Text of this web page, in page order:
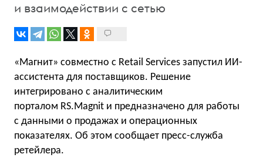
и взаимодействии с сетью
«Магнит» совместно с Retail Services запустил ИИ-
ассистента для поставщиков. Решение
интегрировано с аналитическим
порталом RS.Magnit и предназначено для работы
с данными о продажах и операционных
показателях. Об этом сообщает пресс-служба
ретейлера.